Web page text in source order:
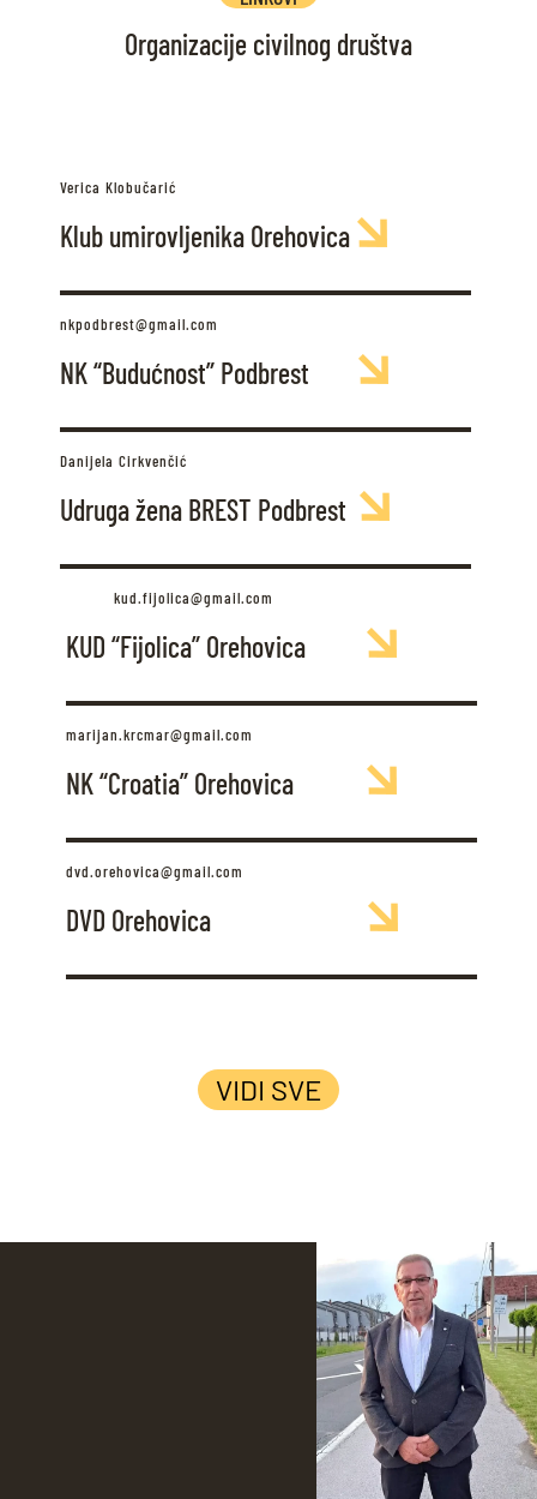
Organizacije civilnog društva
Verica Klobučarić
Klub umirovljenika Orehovica
nkpodbrest@gmail.com
NK “Budućnost” Podbrest
Danijela Cirkvenčić
Udruga žena BREST Podbrest
kud.fijolica@gmail.com
KUD “Fijolica” Orehovica
marijan.krcmar@gmail.com
NK “Croatia” Orehovica
dvd.orehovica@gmail.com
DVD Orehovica
VIDI SVE